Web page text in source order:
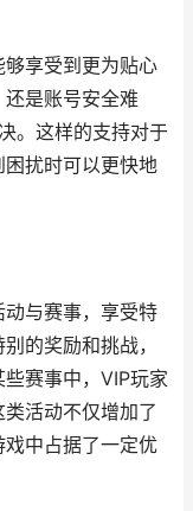
享受到更为贴心
是账号安全难
。这样的支持对于
扰时可以更快地
与赛事，享受特
的奖励和挑战，
赛事中，VIP玩家
活动不仅增加了
中占据了一定优